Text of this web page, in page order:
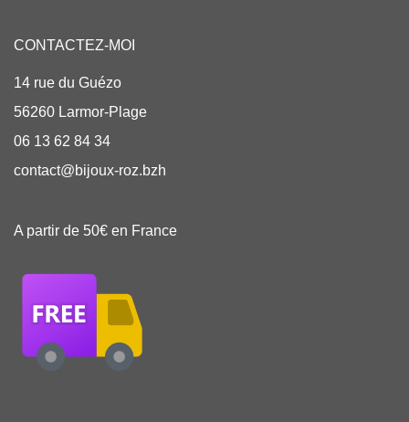
CONTACTEZ-MOI
14 rue du Guézo
56260 Larmor-Plage
06 13 62 84 34
contact@bijoux-roz.bzh
A partir de 50€ en France